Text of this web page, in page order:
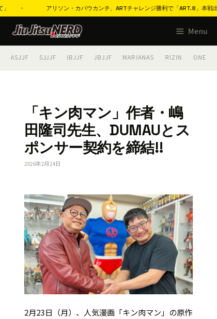
アリソン・カバウカンチ、ARTチャレンジ勝利で「ART.8」本戦出
テ
Menu
ASJJF SJJJF IBJJF JBJJF MARIANAS RIZIN ONE
「キン肉マン」作者・嶋
田隆司先生、DUMAUとス
ポンサー契約を締結!!
2026年2月24日
2月23日（月）、人気漫画「キン肉マン」の原作